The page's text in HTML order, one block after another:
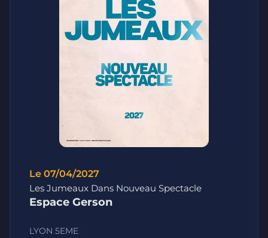
Le 07/04/2027
Les Jumeaux Dans Nouveau Spectacle
Espace Gerson
LYON 5EME